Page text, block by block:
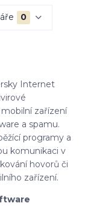
0
Internet
zařízení
a spamu.
programy a
komunikaci v
hovorů či
zařízení.